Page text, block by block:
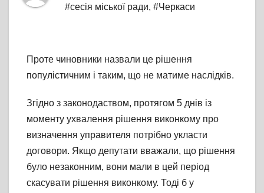
#сесія міської ради, #Черкаси
Проте чиновники назвали це рішення
популістичним і таким, що не матиме наслідків.
Згідно з законодаством, протягом 5 днів із
моменту ухвалення рішення виконкому про
визначення управителя потрібно укласти
договори. Якщо депутати вважали, що рішення
було незаконним, вони мали в цей період
скасувати рішення виконкому. Тоді б у